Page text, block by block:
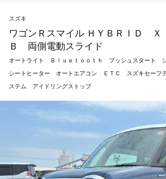
スズキ
ワゴンＲスマイル ＨＹＢＲＩＤ
Ｂ 両側電動スライド
オートライト Ｂｌｕｅｔｏｏｔｈ プッシュスタート
シートヒーター オートエアコン ＥＴＣ スズキセーフ
ステム アイドリングストップ